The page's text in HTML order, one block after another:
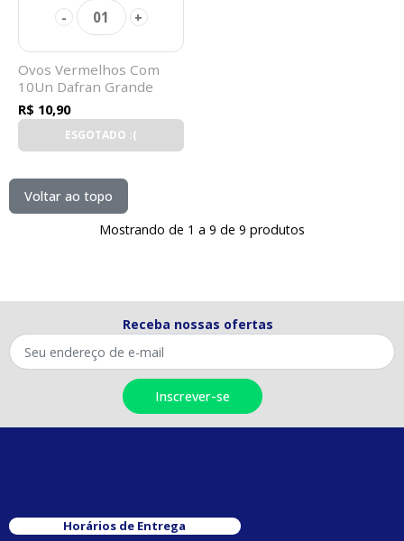
- 01 +
Ovos Vermelhos Com
10Un Dafran Grande
R$ 10,90
ESGOTADO :(
Voltar ao topo
Mostrando de 1 a 9 de 9 produtos
Receba nossas ofertas
Horários de Entrega